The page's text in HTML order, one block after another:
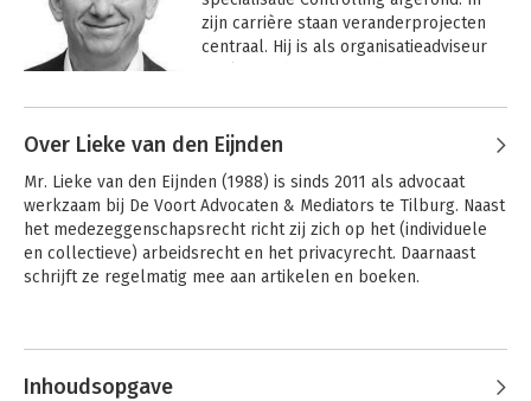
in de praktijk
cliëntenraden
zijn carrière staan veranderprojecten
centraal. Hij is als organisatieadviseur
medezeggenschapsorganen bij onder
specialisaties liggen op het gebied van
strategische en financiële analyses. Hij
heeft diverse toezichthoudende rollen
(rvt, rvb) en is bezig met een
promotietraject naar de
Universiteit.
Rob heeft diverse publicaties, artikelen
Over Lieke van den Eijnden
Mr. Lieke van den Eijnden (1988) is sinds 2011 als advocaat
werkzaam bij De Voort Advocaten & Mediators te Tilburg. Naast
het medezeggenschapsrecht richt zij zich op het (individuele
en collectieve) arbeidsrecht en het privacyrecht. Daarnaast
schrijft ze regelmatig mee aan artikelen en boeken.
Andere boeken door Lieke van den
Eijnden
Inhoudsopgave